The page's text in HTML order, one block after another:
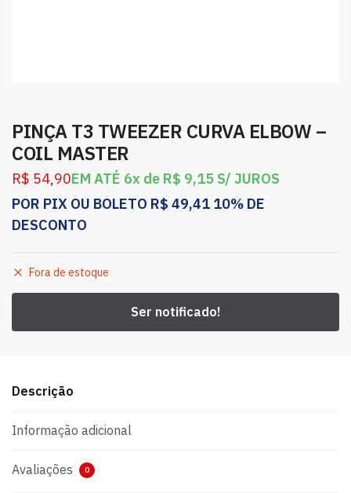
PINÇA T3 TWEEZER CURVA ELBOW –
COIL MASTER
R$ 54,90EM ATÉ 6x de R$ 9,15 S/ JUROS
POR PIX OU BOLETO R$ 49,41 10% DE
DESCONTO
Fora de estoque
Descrição
Informação adicional
Avaliações 0